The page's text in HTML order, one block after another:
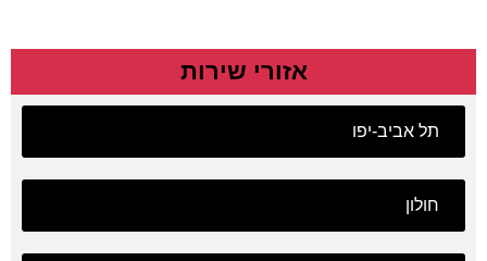
אזורי שירות
תל אביב-יפו
חולון